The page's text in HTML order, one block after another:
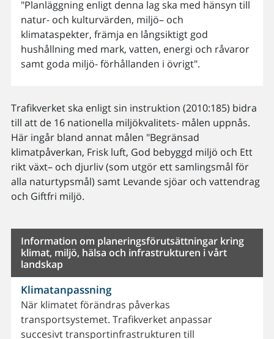
"Planläggning enligt denna lag ska med hänsyn till
natur- och kulturvärden, miljö– och
klimataspekter, främja en långsiktigt god
hushållning med mark, vatten, energi och råvaror
samt goda miljö- förhållanden i övrigt".
Trafikverket ska enligt sin instruktion (2010:185) bidra
till att de 16 nationella miljökvalitets- målen uppnås.
Här ingår bland annat målen "Begränsad
klimatpåverkan, Frisk luft, God bebyggd miljö och Ett
rikt växt– och djurliv (som utgör ett samlingsmål för
alla naturtypsmål) samt Levande sjöar och vattendrag
och Giftfri miljö.
Information om planeringsförutsättningar kring
klimat, miljö, hälsa och infrastrukturen i vårt
landskap
Klimatanpassning
När klimatet förändras påverkas
transportsystemet. Trafikverket anpassar
succesivt transportinfrastrukturen till